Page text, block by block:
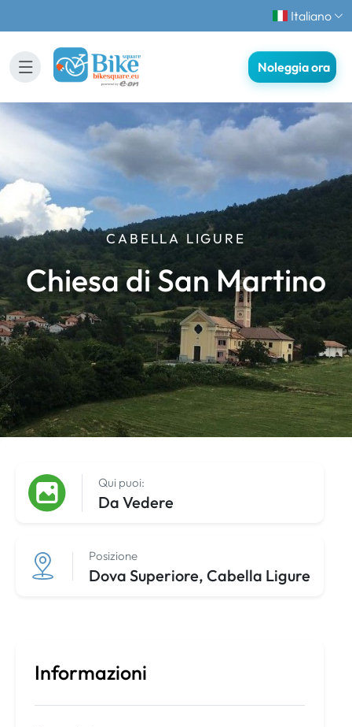
Italiano
Noleggia ora
CABELLA LIGURE
Chiesa di San Martino
Qui puoi:
Da Vedere
Posizione
Dova Superiore, Cabella Ligure
Informazioni